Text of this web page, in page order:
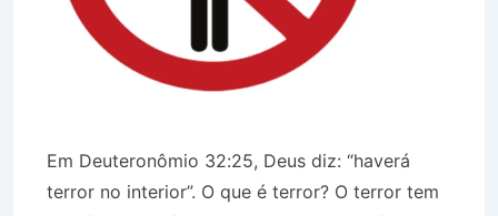
Em Deuteronômio 32:25, Deus diz: “haverá
terror no interior”. O que é terror? O terror tem